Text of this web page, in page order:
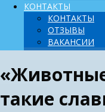
КОНТАКТЫ
КОНТАКТЫ
ОТЗЫВЫ
ВАКАНСИИ
такие